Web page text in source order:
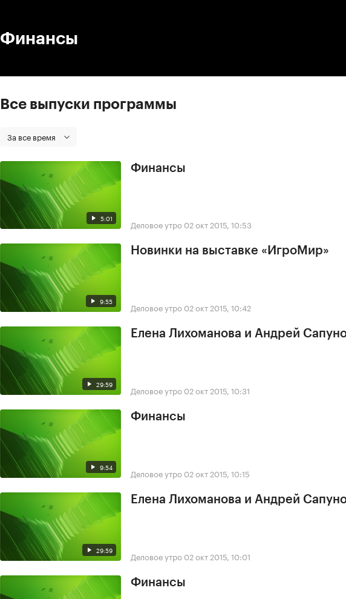
Финансы
Все выпуски программы
За все время
5:01
Финансы
Деловое утро 02 окт 2015, 10:53
9:55
Новинки на выставке «ИгроМир»
Деловое утро 02 окт 2015, 10:42
29:59
Елена Лихоманова и Андрей
Деловое утро 02 окт 2015, 10:31
9:54
Финансы
Деловое утро 02 окт 2015, 10:15
29:59
Елена Лихоманова и Андрей
Деловое утро 02 окт 2015, 10:01
Финансы